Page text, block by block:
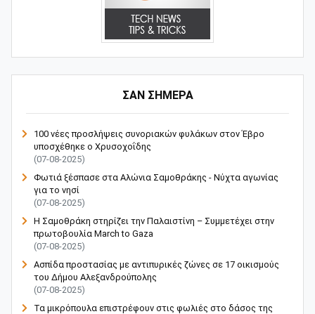
ΣΑΝ ΣΗΜΕΡΑ
100 νέες προσλήψεις συνοριακών φυλάκων στον Έβρο
υποσχέθηκε ο Χρυσοχοΐδης
(07-08-2025)
Φωτιά ξέσπασε στα Αλώνια Σαμοθράκης - Νύχτα αγωνίας
για το νησί
(07-08-2025)
Η Σαμοθράκη στηρίζει την Παλαιστίνη – Συμμετέχει στην
πρωτοβουλία March to Gaza
(07-08-2025)
Ασπίδα προστασίας με αντιπυρικές ζώνες σε 17 οικισμούς
του Δήμου Αλεξανδρούπολης
(07-08-2025)
Τα μικρόπουλα επιστρέφουν στις φωλιές στο δάσος της